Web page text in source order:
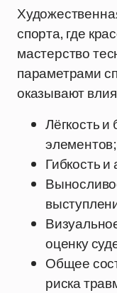
спорта, где
мастерство
параметрами
оказывают
Лёгкость
элементов;
Гибкость
оценку
Общее
риска